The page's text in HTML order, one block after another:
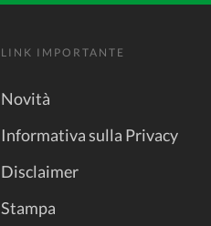
LINK IMPORTANTE
Novità
Informativa sulla Privacy
Disclaimer
Stampa